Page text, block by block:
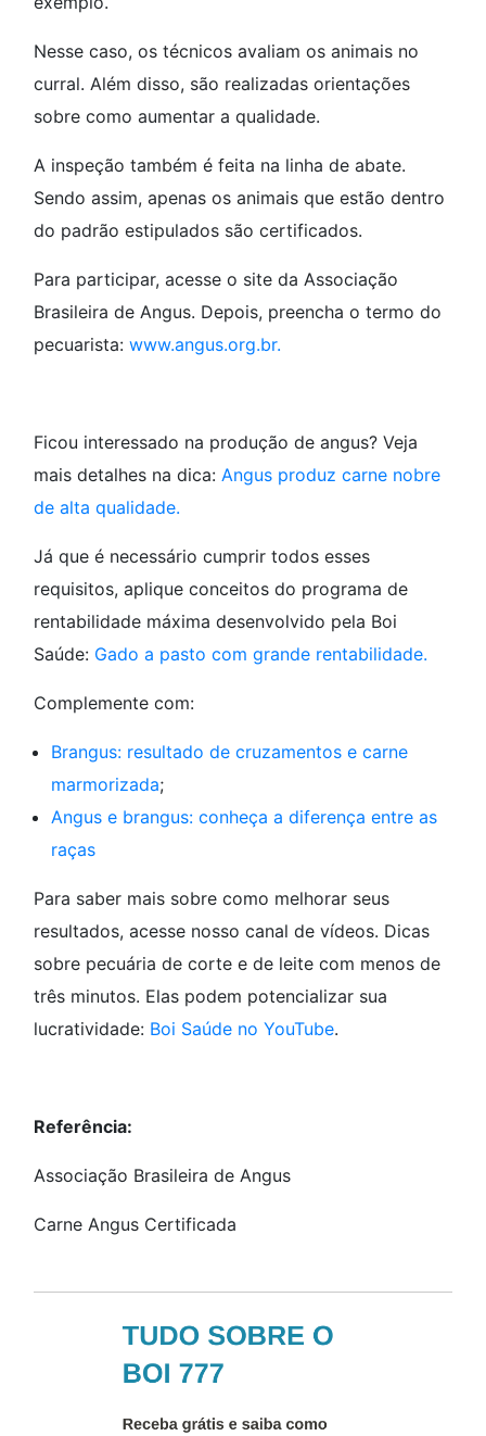
Nesse caso, os técnicos avaliam os animais no
curral. Além disso, são realizadas orientações
sobre como aumentar a qualidade.
A inspeção também é feita na linha de abate.
Sendo assim, apenas os animais que estão dentro
do padrão estipulados são certificados.
Para participar, acesse o site da Associação
Brasileira de Angus. Depois, preencha o termo do
pecuarista: www.angus.org.br.
Ficou interessado na produção de angus? Veja
mais detalhes na dica: Angus produz carne nobre
de alta qualidade.
Já que é necessário cumprir todos esses
requisitos, aplique conceitos do programa de
rentabilidade máxima desenvolvido pela Boi
Saúde: Gado a pasto com grande rentabilidade.
Complemente com:
Brangus: resultado de cruzamentos e carne
marmorizada;
Angus e brangus: conheça a diferença entre as
raças
Para saber mais sobre como melhorar seus
resultados, acesse nosso canal de vídeos. Dicas
sobre pecuária de corte e de leite com menos de
três minutos. Elas podem potencializar sua
lucratividade: Boi Saúde no YouTube.
Referência:
Associação Brasileira de Angus
Carne Angus Certificada